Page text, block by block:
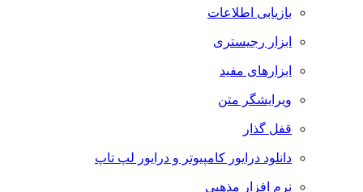
بازیابی اطلاعات
ابزار رجیستری
ابزارهای مفید
ویرایشگر متن
قفل گذار
دانلود درایور کامپیوتر و درایور لپ تاپ
نرم افزار مذهبی